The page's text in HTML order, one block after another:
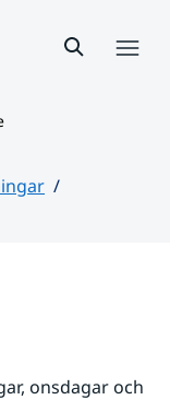
onsdagar och